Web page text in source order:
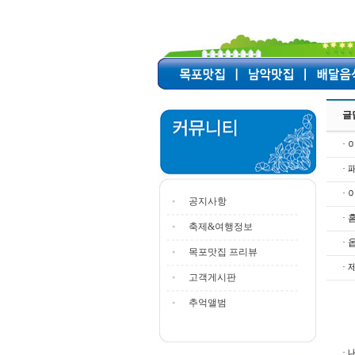
공지사항
축제&여행정보
목포맛집 프리뷰
고객게시판
추억앨범
글
·
·
·
·
·
·
·